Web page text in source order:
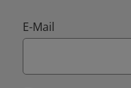
E-Mail